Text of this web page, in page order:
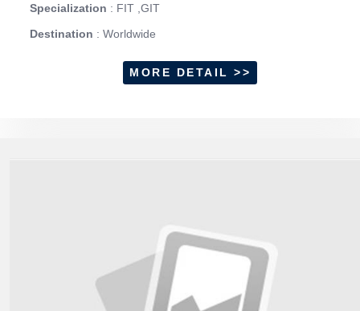
Specialization : FIT ,GIT
Destination : Worldwide
MORE DETAIL >>